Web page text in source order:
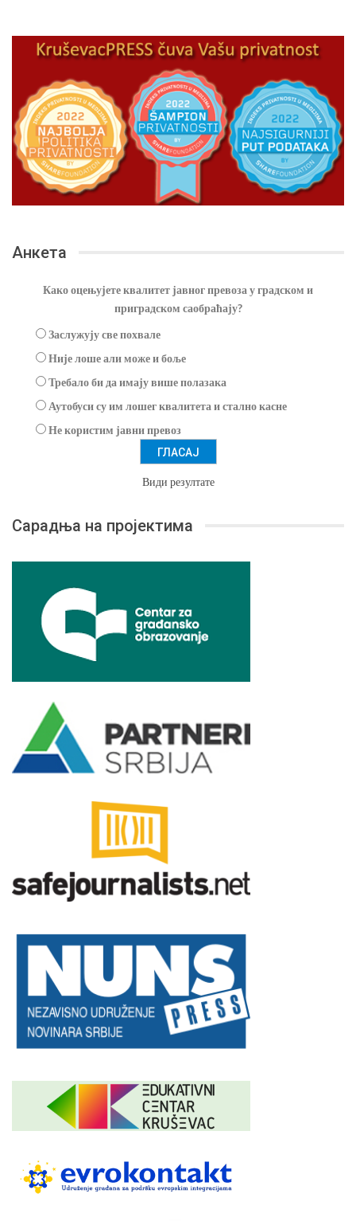
Анкета
Како оцењујете квалитет јавног превоза у градском и
приградском саобраћају?
Заслужују све похвале
Није лоше али може и боље
Требало би да имају више полазака
Аутобуси су им лошег квалитета и стално касне
Не користим јавни превоз
Види резултате
Сарадња на пројектима